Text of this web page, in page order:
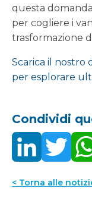
questa
per cogliere i
trasformazione
Scarica il
per esplorare
Condividi
< Torna alle